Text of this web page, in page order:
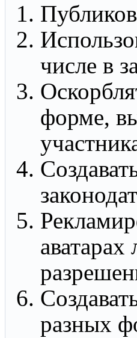
числе в
форме,
разных